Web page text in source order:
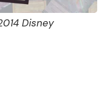
Disney